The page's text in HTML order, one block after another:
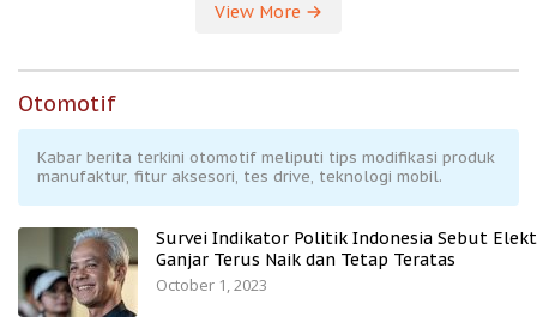
View More
Otomotif
Kabar berita terkini otomotif meliputi tips modifikasi produk
manufaktur, fitur aksesori, tes drive, teknologi mobil.
Survei Indikator Politik Indonesia Sebut
Ganjar Terus Naik dan Tetap Teratas
October 1, 2023